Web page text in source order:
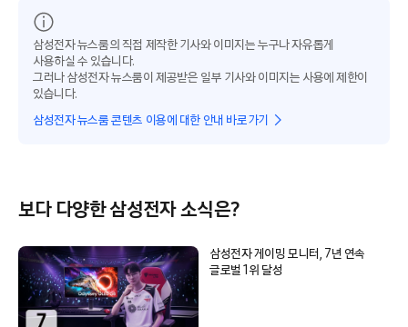
삼성전자 뉴스룸의 직접 제작한 기사와 이미지는 누구나 자유롭게
사용하실 수 있습니다.
그러나 삼성전자 뉴스룸이 제공받은 일부 기사와 이미지는 사용에 제한이
있습니다.
삼성전자 뉴스룸 콘텐츠 이용에 대한 안내 바로가기
보다 다양한 삼성전자 소식은?
삼성전자 게이밍 모니터, 7년 연속
글로벌 1위 달성